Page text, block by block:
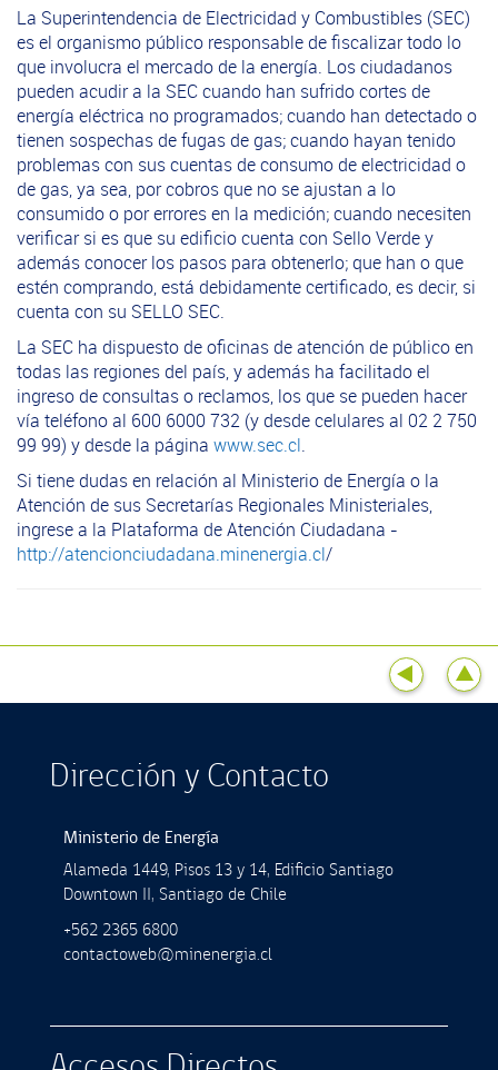
La Superintendencia de Electricidad y Combustibles (SEC)
es el organismo público responsable de fiscalizar todo lo
que involucra el mercado de la energía. Los ciudadanos
pueden acudir a la SEC cuando han sufrido cortes de
energía eléctrica no programados; cuando han detectado o
tienen sospechas de fugas de gas; cuando hayan tenido
problemas con sus cuentas de consumo de electricidad o
de gas, ya sea, por cobros que no se ajustan a lo
consumido o por errores en la medición; cuando necesiten
verificar si es que su edificio cuenta con Sello Verde y
además conocer los pasos para obtenerlo; que han o que
estén comprando, está debidamente certificado, es decir, si
cuenta con su SELLO SEC.
La SEC ha dispuesto de oficinas de atención de público en
todas las regiones del país, y además ha facilitado el
ingreso de consultas o reclamos, los que se pueden hacer
vía teléfono al 600 6000 732 (y desde celulares al 02 2 750
99 99) y desde la página www.sec.cl.
Si tiene dudas en relación al Ministerio de Energía o la
Atención de sus Secretarías Regionales Ministeriales,
ingrese a la Plataforma de Atención Ciudadana -
http://atencionciudadana.minenergia.cl/
Dirección y Contacto
Ministerio de Energía
Alameda 1449, Pisos 13 y 14, Ediﬁcio Santiago
Downtown II, Santiago de Chile
+562 2365 6800
contactoweb@minenergia.cl